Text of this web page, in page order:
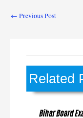
← Previous Post
Related